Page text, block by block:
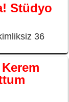
Stüdyo
36